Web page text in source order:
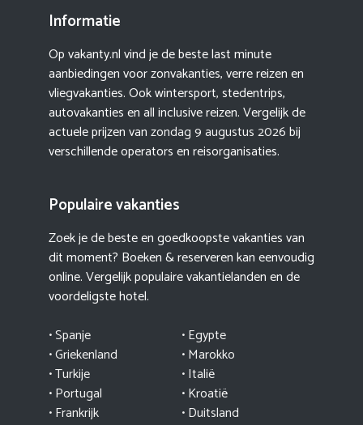
Informatie
Op vakanty.nl vind je de beste last minute
aanbiedingen voor zonvakanties, verre reizen en
vliegvakanties. Ook wintersport, stedentrips,
autovakanties en all inclusive reizen. Vergelijk de
actuele prijzen vanzondag 9 augustus 2026bij
verschillende operators en reisorganisaties.
Populaire vakanties
Zoek je de beste en goedkoopste vakanties van
dit moment? Boeken & reserveren kan eenvoudig
online. Vergelijk populaire vakantielanden en de
voordeligste hotel.
• Spanje
• Griekenland
• Turkije
•Portugal
• Frankrijk
• Egypte
•Marokko
• Italië
•Kroatië
• Duitsland